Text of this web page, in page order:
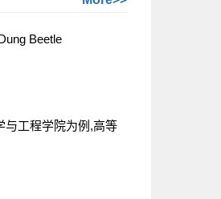
Beetle
工程学院为例,高等